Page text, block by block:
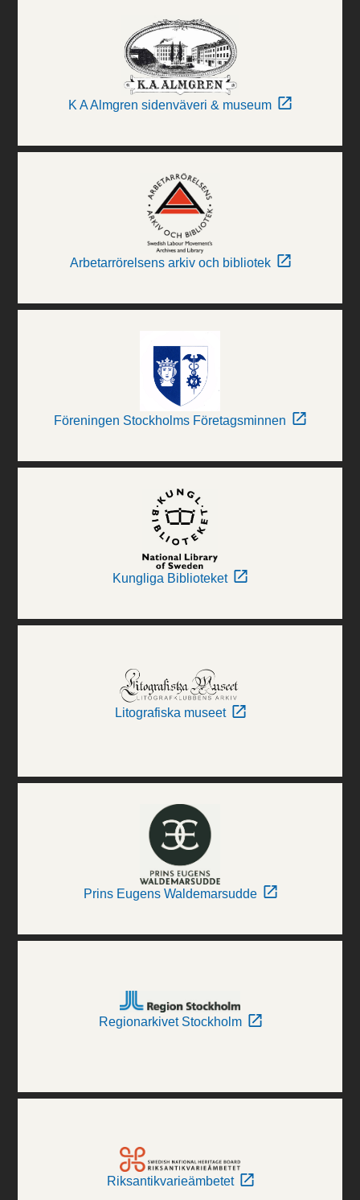
K A Almgren sidenväveri & museum
Arbetarrörelsens arkiv och bibliotek
Föreningen Stockholms Företagsminnen
Kungliga Biblioteket
Litografiska museet
Prins Eugens Waldemarsudde
Regionarkivet Stockholm
Riksantikvarieämbetet